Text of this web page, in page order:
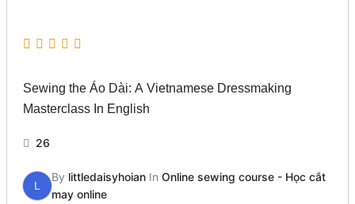
Sewing the Áo Dài: A Vietnamese Dressmaking
Masterclass In English
26
L
By littledaisyhoian InOnline sewing course - Học cắt
may online